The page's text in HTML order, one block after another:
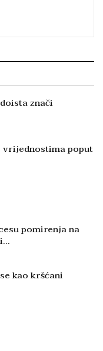
znači
vrijednostima poput
pomirenja na
kao kršćani